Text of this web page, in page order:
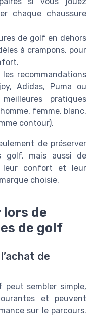
chaque chaussure
de golf en dehors
à crampons, pour
recommandations
Adidas, Puma ou
pratiques
femme, blanc,
contour).
de préserver
golf, mais aussi de
leur confort et leur
choisie.
de
de golf
de
sembler simple,
et peuvent
sur le parcours.